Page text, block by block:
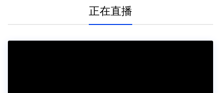
正在直播